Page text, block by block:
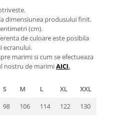
dimensiunea produsului finit.
(cm).
de culoare este posibila
ecranului.
marimi si cum se efectueaza
nostru de marimiAICI.
S M L XL
XXL
98 106 114 122
130